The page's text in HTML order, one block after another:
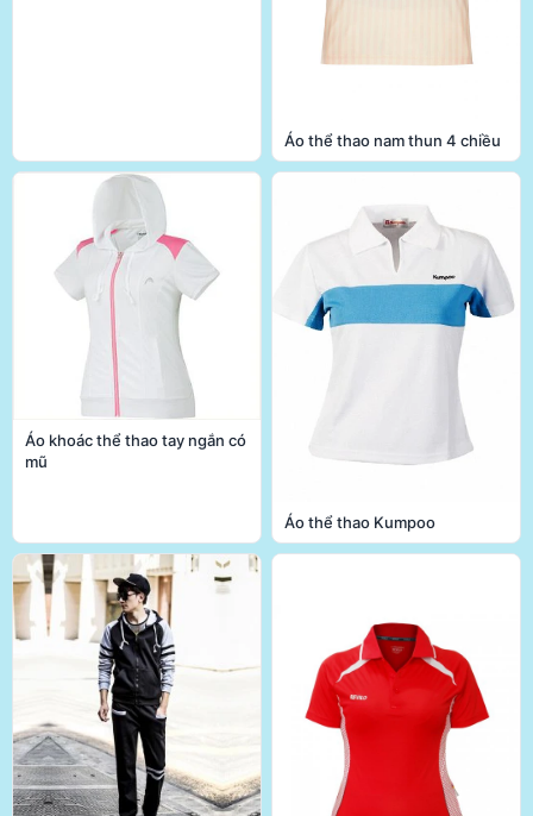
Áo thể thao nam thun 4 chiều
Áo khoác thể thao tay ngắn có
mũ
Áo thể thao Kumpoo